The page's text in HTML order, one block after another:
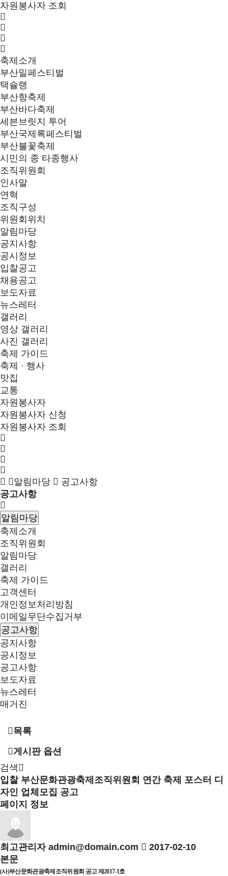
자원봉사자 조회
축제소개
부산밀페스티벌
택슐랭
부산항축제
부산바다축제
세븐브릿지 투어
부산국제록페스티벌
부산불꽃축제
시민의 종 타종행사
조직위원회
인사말
연혁
조직구성
위원회위치
알림마당
공지사항
공시정보
입찰공고
채용공고
보도자료
뉴스레터
갤러리
영상 갤러리
사진 갤러리
축제 가이드
축제 · 행사
맛집
교통
자원봉사자
자원봉사자 신청
자원봉사자 조회
알림마당
공고사항
공고사항
알림마당
축제소개
조직위원회
알림마당
갤러리
축제 가이드
고객센터
개인정보처리방침
이메일무단수집거부
공고사항
공지사항
공시정보
공고사항
보도자료
뉴스레터
매거진
목록
게시판 옵션
검색
입찰 부산문화관광축제조직위원회 연간 축제 포스터 디
자인 업체모집 공고
페이지 정보
최고관리자 admin@domain.com
2017-02-10
본문
(사)부산문화관광축제조직위원회 공고 제2017-1호